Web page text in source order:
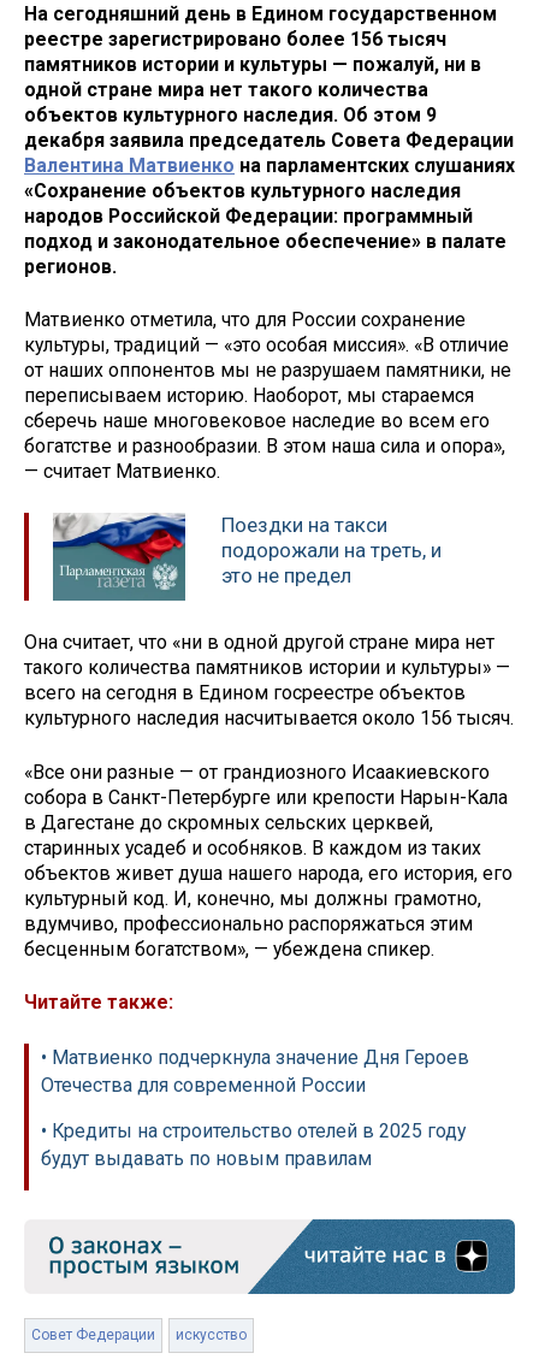
На сегодняшний день в Едином государственном
реестре зарегистрировано более 156 тысяч
памятников истории и культуры — пожалуй, ни в
одной стране мира нет такого количества
объектов культурного наследия. Об этом 9
декабря заявила председатель Совета Федерации
Валентина Матвиенко на парламентских слушаниях
«Сохранение объектов культурного наследия
народов Российской Федерации: программный
подход и законодательное обеспечение» в палате
регионов.
Матвиенко отметила, что для России сохранение
культуры, традиций — «это особая миссия». «В отличие
от наших оппонентов мы не разрушаем памятники, не
переписываем историю. Наоборот, мы стараемся
сберечь наше многовековое наследие во всем его
богатстве и разнообразии. В этом наша сила и опора»,
— считает Матвиенко.
Поездки на такси
подорожали на треть, и
это не предел
Она считает, что «ни в одной другой стране мира нет
такого количества памятников истории и культуры» —
всего на сегодня в Едином госреестре объектов
культурного наследия насчитывается около 156 тысяч.
«Все они разные — от грандиозного Исаакиевского
собора в Санкт-Петербурге или крепости Нарын-Кала
в Дагестане до скромных сельских церквей,
старинных усадеб и особняков. В каждом из таких
объектов живет душа нашего народа, его история, его
культурный код. И, конечно, мы должны грамотно,
вдумчиво, профессионально распоряжаться этим
бесценным богатством», — убеждена спикер.
Читайте также:
• Матвиенко подчеркнула значение Дня Героев
Отечества для современной России
• Кредиты на строительство отелей в 2025 году
будут выдавать по новым правилам
Совет Федерации искусство